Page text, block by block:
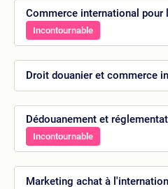
Commerce international pour
Incontournable
Droit douanier et commerce
Dédouanement et
Incontournable
Marketing achat à